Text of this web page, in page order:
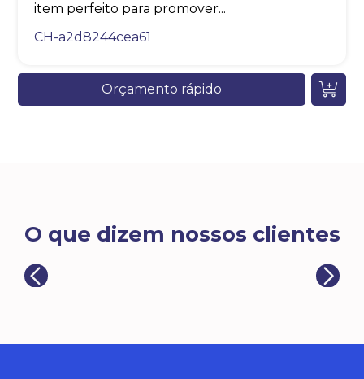
item perfeito para promover...
CH-a2d8244cea61
Orçamento rápido
O que dizem nossos clientes